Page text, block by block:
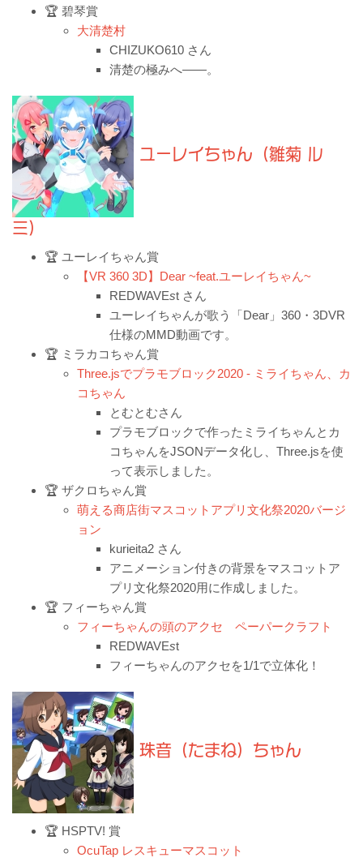
🏆 碧琴賞
大清楚村
CHIZUKO610 さん
清楚の極みへ――。
ユーレイちゃん（雛菊 ル
ミ）
🏆 ユーレイちゃん賞
【VR 360 3D】Dear ~feat.ユーレイちゃん~
REDWAVEst さん
ユーレイちゃんが歌う「Dear」360・3DVR
仕様のMMD動画です。
🏆 ミラカコちゃん賞
Three.jsでプラモブロック2020 - ミライちゃん、カ
コちゃん
とむとむさん
プラモブロックで作ったミライちゃんとカ
コちゃんをJSONデータ化し、Three.jsを使
って表示しました。
🏆 ザクロちゃん賞
萌える商店街マスコットアプリ文化祭2020バージ
ョン
kurieita2 さん
アニメーション付きの背景をマスコットア
プリ文化祭2020用に作成しました。
🏆 フィーちゃん賞
フィーちゃんの頭のアクセ ペーパークラフト
REDWAVEst
フィーちゃんのアクセを1/1で立体化！
珠音（たまね）ちゃん
🏆 HSPTV! 賞
OcuTap レスキューマスコット